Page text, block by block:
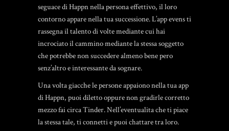
seguace di Happn nella persona effettivo, il loro
contorno appare nella tua successione. L’app evens ti
rassegna il talento di volte mediante cui hai
incrociato il cammino mediante la stessa soggetto
che potrebbe non succedere almeno bene pero
senz’altro e interessante da sognare.
Una volta giacche le persone appaiono nella tua app
di Happn, puoi diletto oppure non gradirle corretto
mezzo fai circa Tinder. Nell’eventualita che ti piace
la stessa tale, ti connetti e puoi chattare tra loro.